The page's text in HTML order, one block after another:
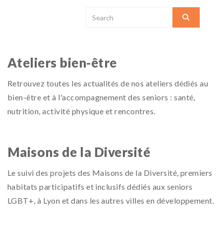
Ateliers bien-être
Retrouvez toutes les actualités de nos ateliers dédiés au
bien-être et à l'accompagnement des seniors : santé,
nutrition, activité physique et rencontres.
Maisons de la Diversité
Le suivi des projets des Maisons de la Diversité, premiers
habitats participatifs et inclusifs dédiés aux seniors
LGBT+, à Lyon et dans les autres villes en développement.